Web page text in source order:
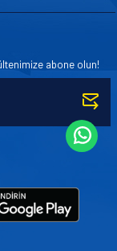
abone olun!